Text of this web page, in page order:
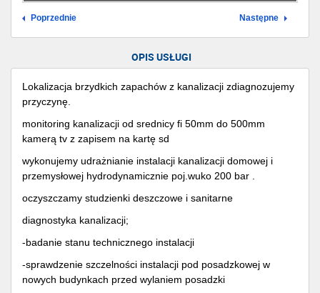
Poprzednie Następne
OPIS USŁUGI
Lokalizacja brzydkich zapachów z kanalizacji zdiagnozujemy
przyczynę.
monitoring kanalizacji od srednicy fi 50mm do 500mm
kamerą tv z zapisem na kartę sd
wykonujemy udrażnianie instalacji kanalizacji domowej i
przemysłowej hydrodynamicznie poj.wuko 200 bar .
oczyszczamy studzienki deszczowe i sanitarne
diagnostyka kanalizacji;
-badanie stanu technicznego instalacji
-sprawdzenie szczelności instalacji pod posadzkowej w
nowych budynkach przed wylaniem posadzki